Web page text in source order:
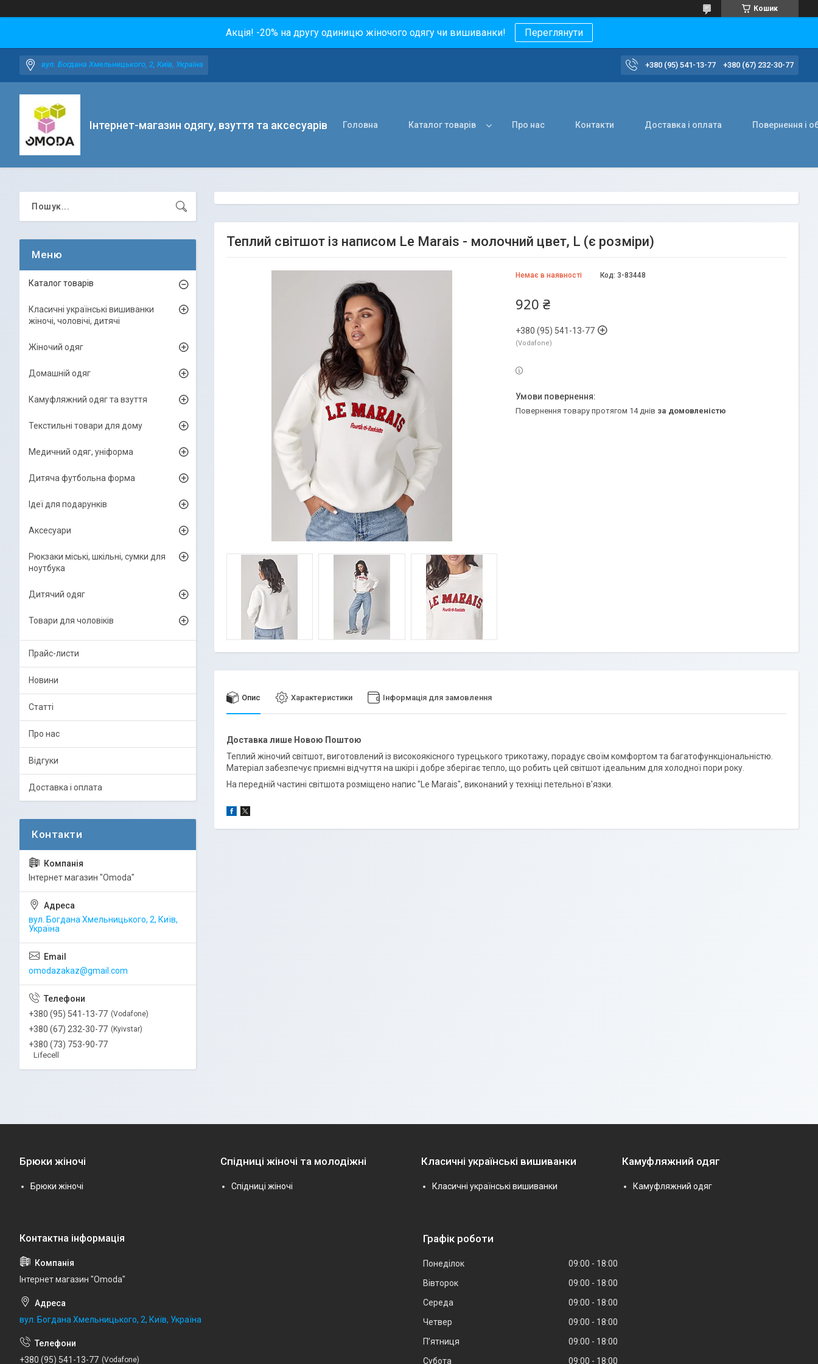
Кошик
Акція! -20% на другу одиницю жіночого одягу чи вишиванки! Переглянути
вул. Богдана Хмельницького, 2, Київ, Україна +380 (95) 541-13-77 +380 (67) 232-30-77
Інтернет-магазин одягу, взуття та аксесуарів Головна Каталог товарів Про нас Контакти Доставка і оплата Повернення і
Теплий світшот із написом Le Marais - молочний цвет, L (є розміри)
Немає в наявності Код: 3-83448
920 ₴
+380 (95) 541-13-77
Vodafone
повернення товару протягом 14 днів за домовленістю
Опис Характеристики Інформація для замовлення
Доставка лише Новою Поштою
Теплий жіночий світшот, виготовлений із високоякісного турецького трикотажу, порадує своїм комфортом та багатофункціональністю.
Матеріал забезпечує приємні відчуття на шкірі і добре зберігає тепло, що робить цей світшот ідеальним для холодної пори року.
На передній частині світшота розміщено напис "Le Marais", виконаний у техніці петельної в'язки.
Каталог товарів
Класичні українські вишиванки
жіночі, чоловічі, дитячі
Жіночий одяг
Домашній одяг
Камуфляжний одяг та взуття
Текстильні товари для дому
Медичний одяг, уніформа
Дитяча футбольна форма
Ідеї для подарунків
Аксесуари
Рюкзаки міські, шкільні, сумки для
ноутбука
Дитячий одяг
Товари для чоловіків
Прайс-листи
Новини
Статті
Про нас
Відгуки
Доставка і оплата
Інтернет магазин "Omoda"
вул. Богдана Хмельницького, 2, Київ,
Україна
omodazakaz@gmail.com
+380 (95) 541-13-77 Vodafone
+380 (67) 232-30-77 Kyivstar
+380 (73) 753-90-77
Lifecell
Брюки жіночі
Брюки жіночі
Спідниці жіночі та молодіжні
Спідниці жіночі
Класичні українські вишиванки
Класичні українські вишиванки
Камуфляжний одяг
Камуфляжний одяг
Інтернет магазин "Omoda"
вул. Богдана Хмельницького, 2, Київ, Україна
+380 (95) 541-13-77 Vodafone
Графік роботи
Понеділок 09:00
18:00
Вівторок
09:00
18:00
Середа
09:00
18:00
Четвер
09:00
18:00
Пʼятниця
09:00
18:00
Субота
09:00 18:00